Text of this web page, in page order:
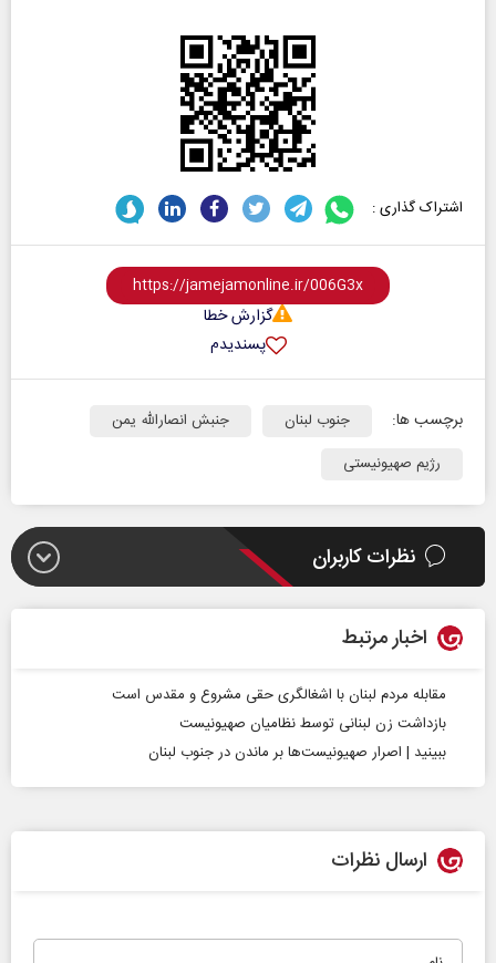
اشتراک گذاری :
گزارش خطا
پسندیدم
برچسب ها: جنوب لبنان
جنبش انصارالله یمن
رژیم صهیونیستی
نظرات کاربران
اخبار مرتبط
مقابله مردم لبنان با اشغالگری حقی مشروع و مقدس است
بازداشت زن لبنانی توسط نظامیان صهیونیست
ببینید | اصرار صهیونیست‌ها بر ماندن در جنوب لبنان
ارسال نظرات